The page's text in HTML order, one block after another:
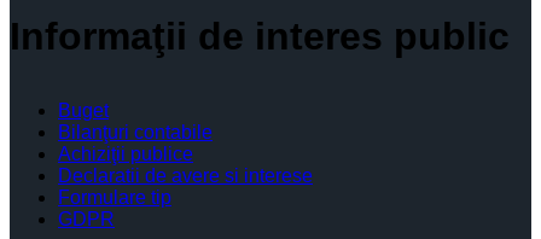
Informaţii de interes public
Buget
Bilanţuri contabile
Achiziţii publice
Declaratii de avere si interese
Formulare tip
GDPR